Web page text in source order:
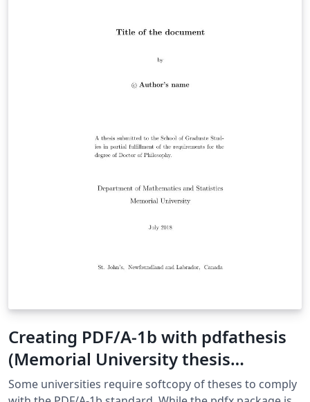
Creating PDF/A-1b with pdfathesis
(Memorial University thesis
template)
Some universities require softcopy of theses to comply